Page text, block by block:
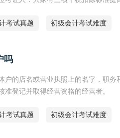
考试真题 初级会计考试难度
吗
户的店名或营业执照上的名字，职
登记并取得经营资格的经营者。
考试真题 初级会计考试难度